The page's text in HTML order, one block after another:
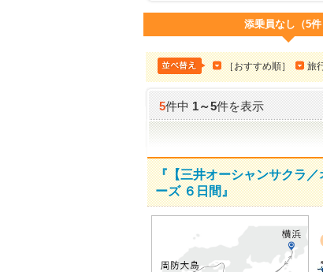
添乗員なし（5件
［おすすめ順］ 旅
5件中1～5件を表示
『【三井オーシャンサクラ
ーズ ６日間』